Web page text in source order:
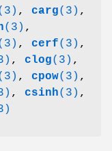
, carg(3) ,
(3) ,
, cerf(3) ,
, clog(3) ,
, cpow(3) ,
, csinh(3) ,